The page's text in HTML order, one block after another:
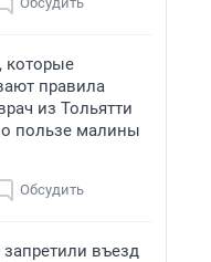
которые
правила
из Тольятти
о пользе малины
Обсудить
въезд